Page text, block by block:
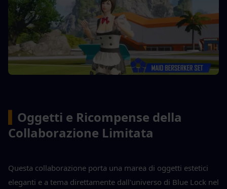
Oggetti e Ricompense della
Collaborazione Limitata
Questa collaborazione porta una marea di oggetti estetici
eleganti e a tema direttamente dall'universo di Blue Lock nel